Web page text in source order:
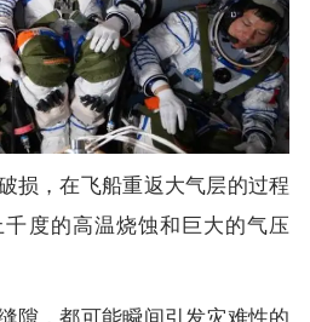
，在飞船重返大气层的过程
度的高温烧蚀和巨大的气压
，都可能瞬间引发灾难性的